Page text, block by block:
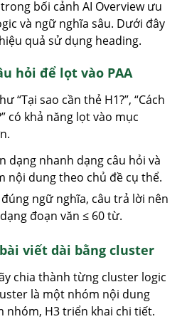
bối cảnh AI Overview ưu
và ngữ nghĩa sâu. Dưới đây
quả sử dụng heading.
hỏi để lọt vào PAA
“Tại sao cần thẻ H1?”, “Cách
có khả năng lọt vào mục
dạng nhanh dạng câu hỏi và
nội dung theo chủ đề cụ thể.
ngữ nghĩa, câu trả lời nên
đoạn văn ≤ 60 từ.
viết dài bằng cluster
chia thành từng cluster logic
là một nhóm nội dung
nhóm, H3 triển khai chi tiết.